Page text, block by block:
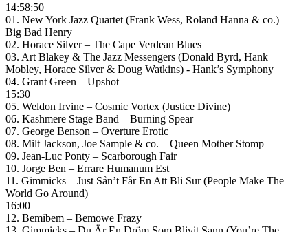
14:58:50
01. New York Jazz Quartet (Frank Wess, Roland Hanna & co.) –
Big Bad Henry
02. Horace Silver – The Cape Verdean Blues
03. Art Blakey & The Jazz Messengers (Donald Byrd, Hank
Mobley, Horace Silver & Doug Watkins) ‎- Hank’s Symphony
04. Grant Green ‎– Upshot
15:30
05. Weldon Irvine ‎– Cosmic Vortex (Justice Divine)
06. Kashmere Stage Band – Burning Spear
07. George Benson – Overture Erotic
08. Milt Jackson, Joe Sample & co. – Queen Mother Stomp
09. Jean-Luc Ponty – Scarborough Fair
10. Jorge Ben – Errare Humanum Est
11. Gimmicks – Just Sån’t Får En Att Bli Sur (People Make The
World Go Around)
16:00
12. Bemibem ‎– Bemowe Frazy